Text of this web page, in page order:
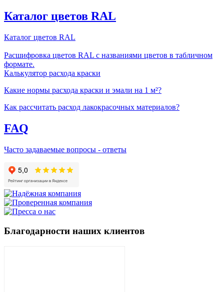
Каталог цветов RAL
Каталог цветов RAL
Расшифровка цветов RAL с названиями цветов в табличном
формате.
Калькулятор расхода краски
Какие нормы расхода краски и эмали на 1 м²?
Как рассчитать расход лакокрасочных материалов?
FAQ
Часто задаваемые вопросы - ответы
Благодарности наших клиентов